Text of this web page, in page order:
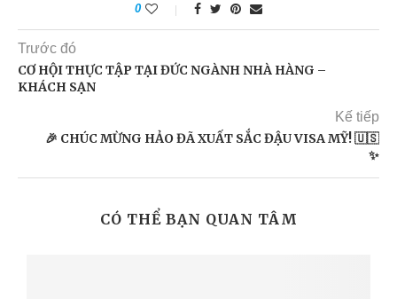
0
Trước đó
CƠ HỘI THỰC TẬP TẠI ĐỨC NGÀNH NHÀ HÀNG –
KHÁCH SẠN
Kế tiếp
🎉 CHÚC MỪNG HẢO ĐÃ XUẤT SẮC ĐẬU VISA MỸ! 🇺🇸
✨
CÓ THỂ BẠN QUAN TÂM